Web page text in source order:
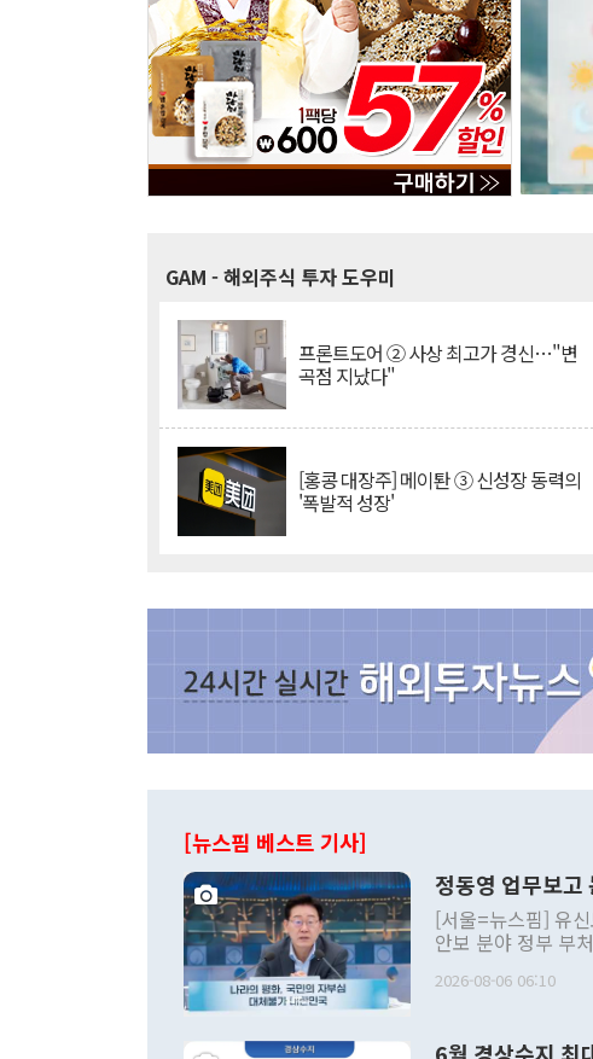
GAM - 해외주식 투자 도우미
프론트도어 ② 사상 최고가 경신…"변
곡점 지났다"
[홍콩 대장주] 메이퇀 ③ 신성장 동력의
'폭발적 성장'
[뉴스핌 베스트 기사]
정동영 업무보고
[서울=뉴스핌] 유
안보 분야 정부 부
발언 중에는 정부
2026-08-06 06:10